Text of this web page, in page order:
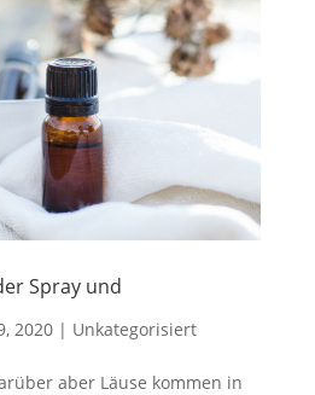
Spray und
2020| Unkategorisiert
aber Läuse kommen in